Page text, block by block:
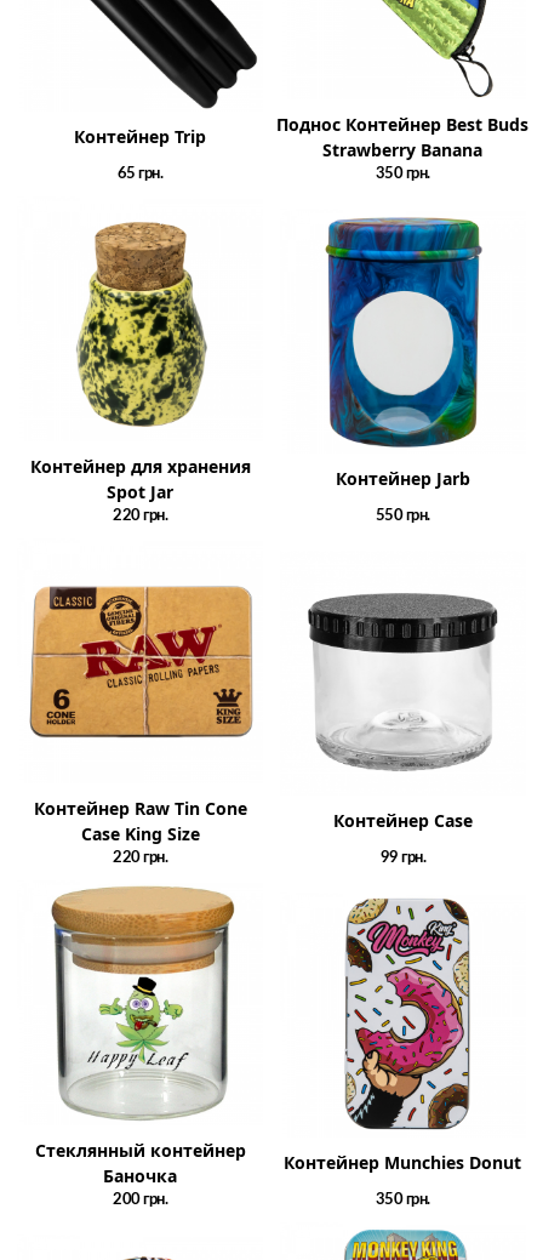
Контейнер Trip
65грн.
Поднос Контейнер Best Buds
Strawberry Banana
350грн.
Контейнер для хранения
Spot Jar
220грн.
Контейнер Jarb
550грн.
Контейнер Raw Tin Cone
Case King Size
220грн.
Контейнер Case
99грн.
Стеклянный контейнер
Баночка
200грн.
Контейнер Munchies Donut
350грн.